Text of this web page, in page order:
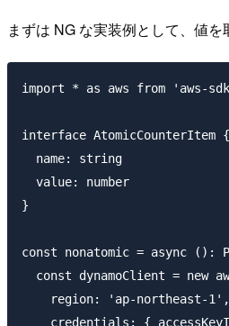
まずは NG な実装例として、値
import * as aws from 'aws-
interface AtomicCounterItem {
  name: string
  value: number
}
const nonatomic = async ():
const dynamoClient = new
    region: 'ap-northeast-1',
credentials: {